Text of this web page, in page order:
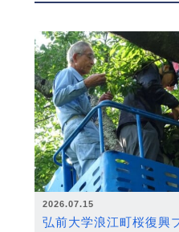
2026.07.15
弘前大学浪江町桜復